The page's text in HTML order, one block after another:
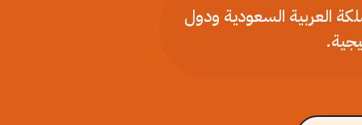
العربية السعودية ودول